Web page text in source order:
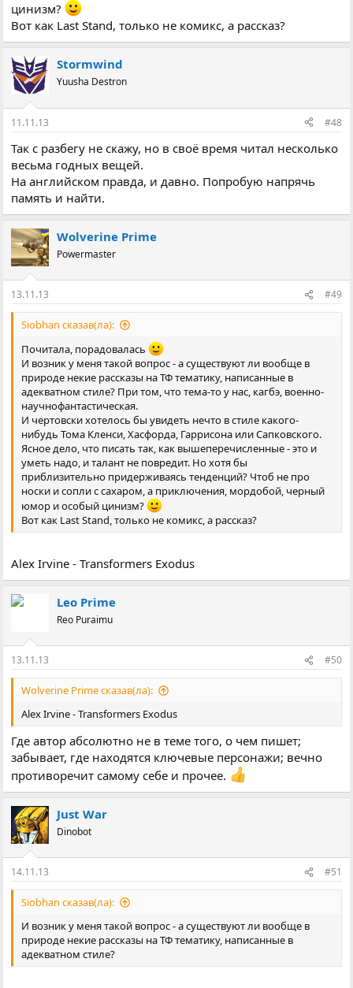
цинизм?
Вот как Last Stand, только не комикс, а рассказ?
Stormwind
Yuusha Destron
11.11.13 #48
Так с разбегу не скажу, но в своё время читал несколько
весьма годных вещей.
На английском правда, и давно. Попробую напрячь
память и найти.
Wolverine Prime
Powermaster
13.11.13 #49
Siobhan сказав(ла):
Почитала, порадовалась
И возник у меня такой вопрос - а существуют ли вообще в
природе некие рассказы на ТФ тематику, написанные в
адекватном стиле? При том, что тема-то у нас, кагбэ, военно-
научнофантастическая.
И чертовски хотелось бы увидеть нечто в стиле какого-
нибудь Тома Кленси, Хасфорда, Гаррисона или Сапковского.
Ясное дело, что писать так, как вышеперечисленные - это и
уметь надо, и талант не повредит. Но хотя бы
приблизительно придерживаясь тенденций? Чтоб не про
носки и сопли с сахаром, а приключения, мордобой, черный
юмор и особый цинизм?
Вот как Last Stand, только не комикс, а рассказ?
Alex Irvine - Transformers Exodus
Leo Prime
Reo Puraimu
13.11.13 #50
Wolverine Prime сказав(ла):
Alex Irvine - Transformers Exodus
Где автор абсолютно не в теме того, о чем пишет;
забывает, где находятся ключевые персонажи; вечно
противоречит самому себе и прочее.
Just War
Dinobot
14.11.13 #51
Siobhan сказав(ла):
И возник у меня такой вопрос - а существуют ли вообще в
природе некие рассказы на ТФ тематику, написанные в
адекватном стиле?